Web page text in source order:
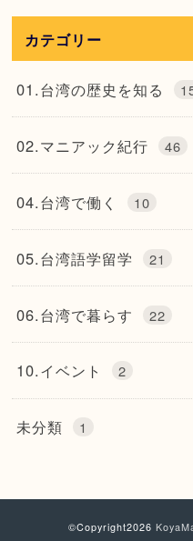
カテゴリー
01.台湾の歴史を知る
02.マニアック紀行 46
04.台湾で働く 10
05.台湾語学留学 21
06.台湾で暮らす 22
10.イベント 2
未分類 1
©Copyright2026